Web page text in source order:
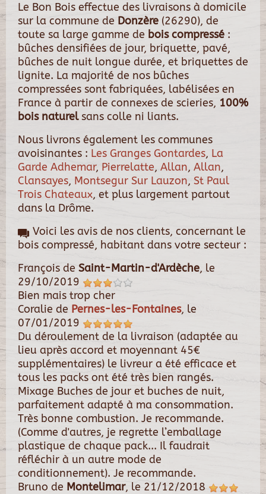
Le Bon Bois effectue des livraisons à domicile
sur la commune de Donzère (26290), de
toute sa large gamme de bois compressé :
bûches densifiées de jour, briquette, pavé,
bûches de nuit longue durée, et briquettes de
lignite. La majorité de nos bûches
compressées sont fabriquées, labélisées en
France à partir de connexes de scieries, 100%
bois naturelsans colle ni liants.
Nous livrons également les communes
avoisinantes : Les Granges Gontardes, La
Garde Adhemar, Pierrelatte, Allan, Allan,
Clansayes, Montsegur Sur Lauzon, St Paul
Trois Chateaux, et plus largement partout
dans la Drôme.
Voici les avis de nos clients, concernant le
bois compressé, habitant dans votre secteur :
François de Saint-Martin-d'Ardèche, le
29/10/2019
Bien mais trop cher
Coralie de Pernes-les-Fontaines, le
07/01/2019
Du déroulement de la livraison (adaptée au
lieu après accord et moyennant 45€
supplémentaires) le livreur a été efficace et
tous les packs ont été très bien rangés.
Mixage Buches de jour et buches de nuit,
parfaitement adapté à ma consommation.
Très bonne combustion. Je recommande.
(Comme d'autres, je regrette l’emballage
plastique de chaque pack... Il faudrait
réfléchir à un autre mode de
conditionnement). Je recommande.
Bruno de Montelimar, le 21/12/2018